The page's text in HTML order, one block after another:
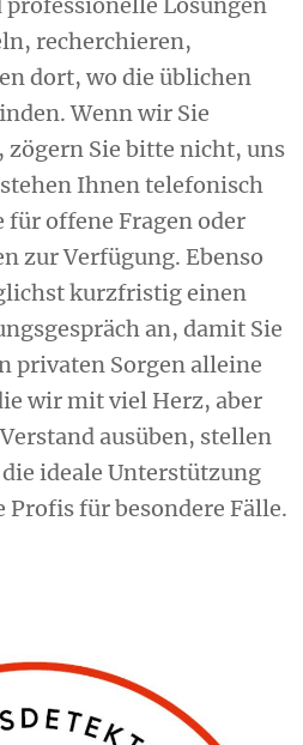
recherchieren,
dort, wo die üblichen
Wenn wir Sie
Sie bitte nicht, uns
Ihnen telefonisch
offene Fragen oder
zur Verfügung. Ebenso
kurzfristig einen
an, damit Sie
privaten Sorgen alleine
wir mit viel Herz, aber
ausüben, stellen
ideale Unterstützung
für besondere Fälle.